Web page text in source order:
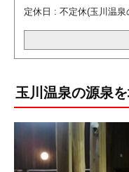
定休日 : 不定休(玉川温
玉川温泉の源泉を